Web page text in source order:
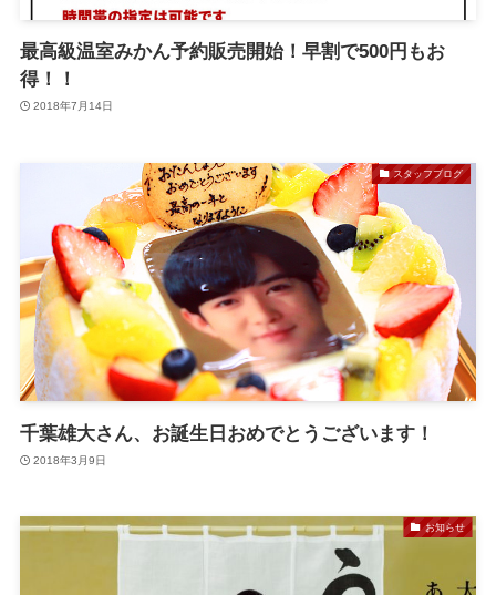
最高級温室みかん予約販売開始！早割で500円もお
得！！
2018年7月14日
スタッフブログ
千葉雄大さん、お誕生日おめでとうございます！
2018年3月9日
お知らせ